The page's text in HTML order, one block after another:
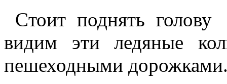
Cтоит поднять
видим эти ледяные
пешеходными